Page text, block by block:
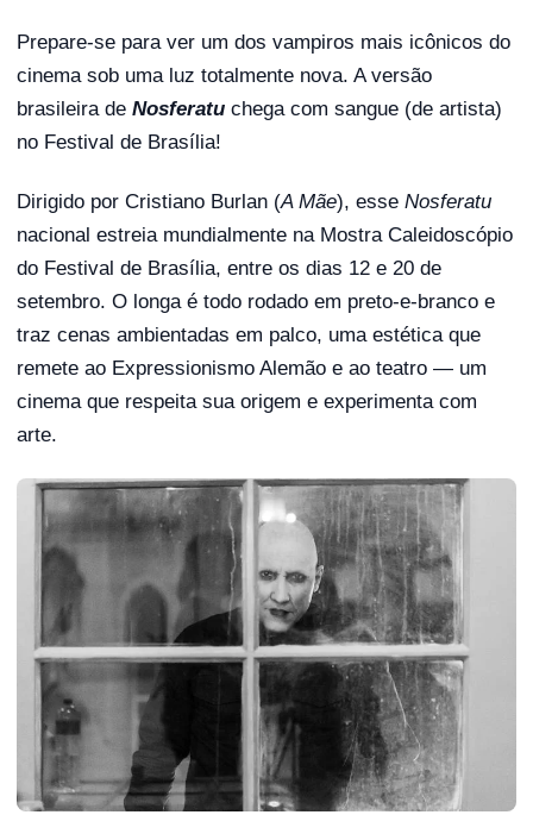
Prepare-se para ver um dos vampiros mais icônicos do
cinema sob uma luz totalmente nova. A versão
brasileira de Nosferatu chega com sangue (de artista)
no Festival de Brasília!
Dirigido por Cristiano Burlan (A Mãe), esse Nosferatu
nacional estreia mundialmente na Mostra Caleidoscópio
do Festival de Brasília, entre os dias 12 e 20 de
setembro. O longa é todo rodado em preto-e-branco e
traz cenas ambientadas em palco, uma estética que
remete ao Expressionismo Alemão e ao teatro — um
cinema que respeita sua origem e experimenta com
arte.